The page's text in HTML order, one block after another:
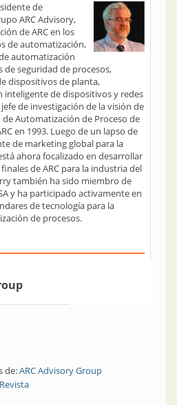
de
ARC Advisory,
de ARC en los
de automatización,
automatización
de seguridad de procesos,
dispositivos de planta,
inteligente de dispositivos y redes
de investigación de la visión de
Automatización de Proceso de
en 1993. Luego de un lapso de
de marketing global para la
ahora focalizado en desarrollar
de ARC para la industria del
también ha sido miembro de
y ha participado activamente en
de tecnología para la
de procesos.
de:ARC Advisory Group